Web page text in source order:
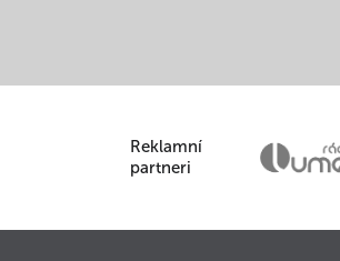
Reklamní
partneri